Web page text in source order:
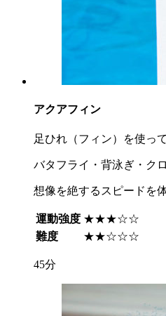
アクアフィン
足ひれ（フィン）を使っ
バタフライ・背泳ぎ・ク
想像を絶するスピードを
運動強度 ★★★☆☆
難度
★★☆☆☆
45分